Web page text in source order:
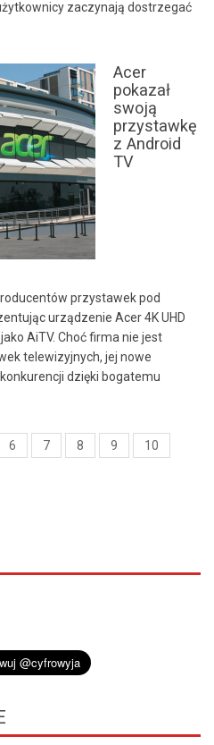
zaczynają dostrzegać
Acer
pokazał
swoją
przystawkę
z Android
TV
przystawek pod
urządzenie Acer 4K UHD
AiTV. Choć firma nie jest
telewizyjnych, jej nowe
dzięki bogatemu
6 7 8 9
10